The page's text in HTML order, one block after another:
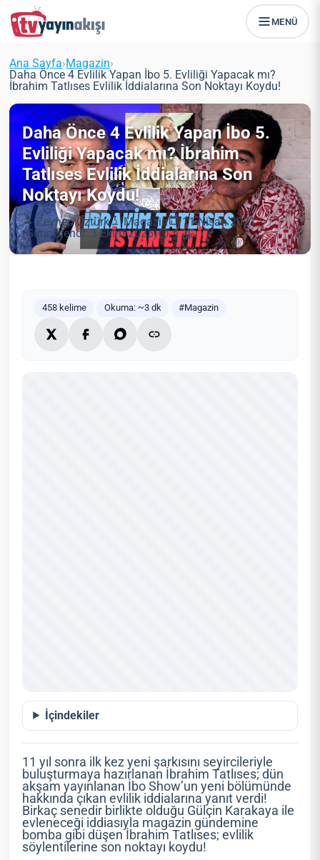
MENÜ
Ana Sayfa›Magazin›
Daha Önce 4 Evlilik Yapan İbo 5. Evliliği Yapacak mı?
İbrahim Tatlıses Evlilik İddialarına Son Noktayı Koydu!
Daha Önce 4 Evlilik Yapan İbo 5.
Evliliği Yapacak mı? İbrahim
Tatlıses Evlilik İddialarına Son
Noktayı Koydu!
Zeynep Öztürk Magazin
11 Nisan 2021
(Güncellendi: 3 Ekim 2025)
3 dk
458 kelime Okuma: ~3 dk #Magazin
İçindekiler
11 yıl sonra ilk kez yeni şarkısını seyircileriyle
buluşturmaya hazırlanan İbrahim Tatlıses; dün
akşam yayınlanan İbo Show’un yeni bölümünde
hakkında çıkan evlilik iddialarına yanıt verdi!
Birkaç senedir birlikte olduğu Gülçin Karakaya ile
evleneceği iddiasıyla magazin gündemine
bomba gibi düşen İbrahim Tatlıses; evlilik
söylentilerine son noktayı koydu!